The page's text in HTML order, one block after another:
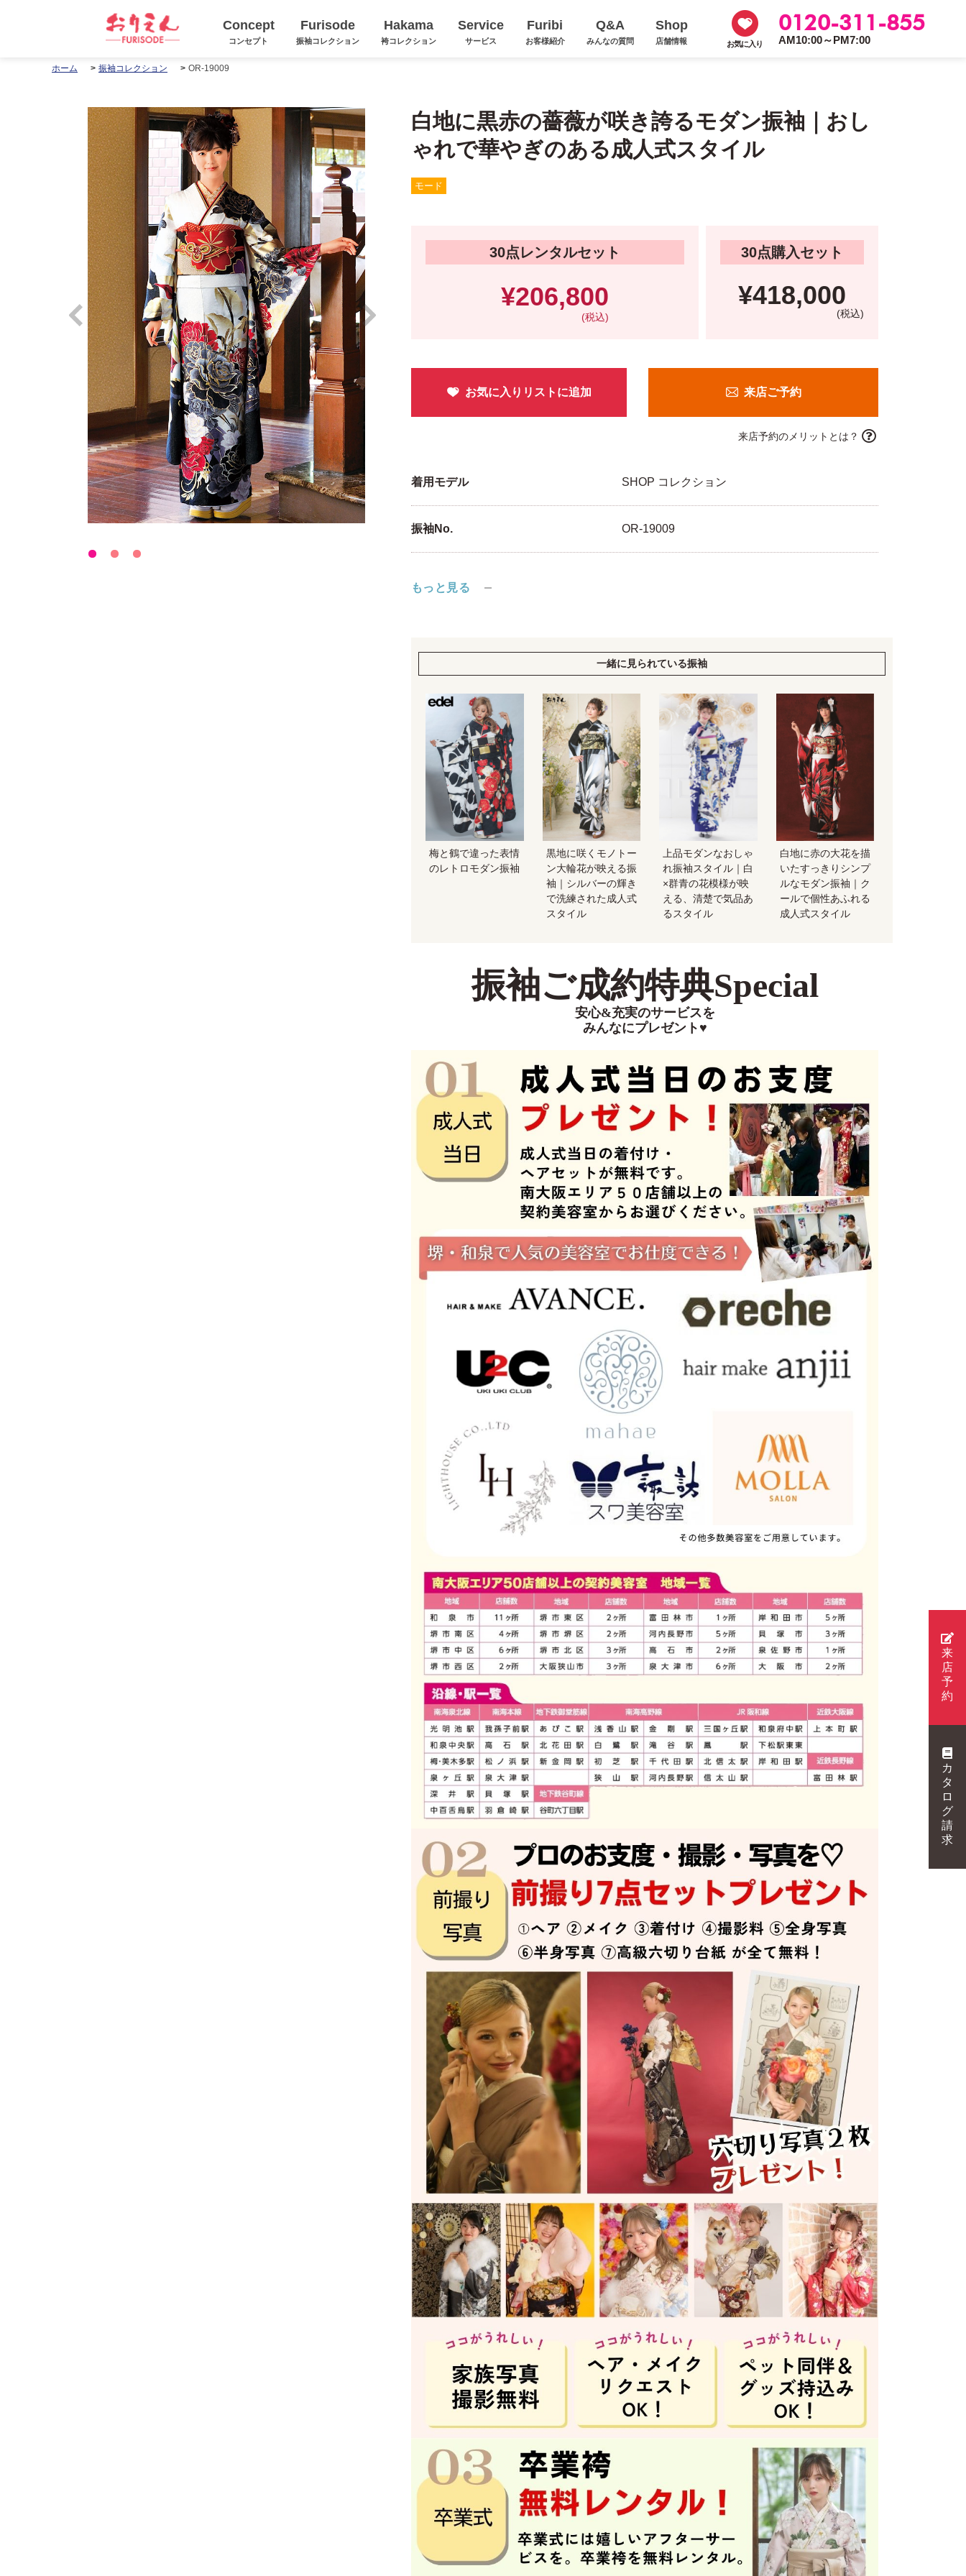
Concept
コンセプト
Furisode
振袖コレクション
Hakama
袴コレクション
Service
サービス
Furibi
お客様紹介
Q&A
みんなの質問
Shop
店舗情報 お気に入り
0120-311-855
AM10:00～PM7:00
ホーム 振袖コレクション OR-19009
白地に黒赤の薔薇が咲き誇るモダン振袖｜おし
ゃれで華やぎのある成人式スタイル
モード
30点レンタルセット
¥206,800
(税込)
30点購入セット
¥418,000
(税込)
来店ご予約
来店予約のメリットとは？
着用モデル SHOP コレクション
振袖No. OR-19009
もっと見る
一緒に見られている振袖
梅と鶴で違った表情
のレトロモダン振袖
黒地に咲くモノトー
ン大輪花が映える振
袖｜シルバーの輝き
で洗練された成人式
スタイル
上品モダンなおしゃ
れ振袖スタイル｜白
×群青の花模様が映
える、清楚で気品あ
るスタイル
白地に赤の大花を描
いたすっきりシンプ
ルなモダン振袖｜ク
ールで個性あふれる
成人式スタイル
振袖ご成約特典Special
安心&充実のサービスを
みんなにプレゼント♥
来
店
予
約
カ
タ
ロ
グ
請
求